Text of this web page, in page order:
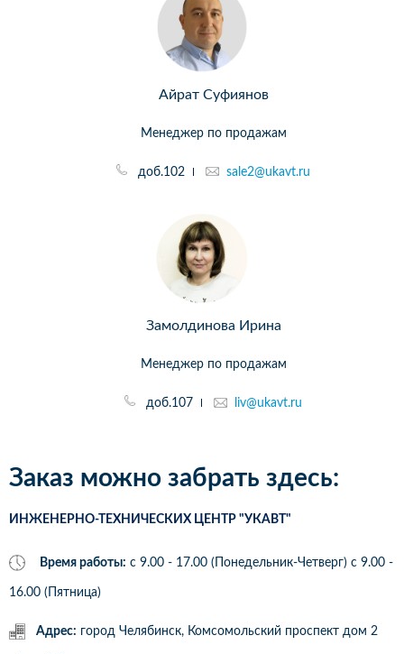
Айрат Суфиянов
Менеджер по продажам
доб.102 sale2@ukavt.ru
Замолдинова Ирина
Менеджер по продажам
доб.107 liv@ukavt.ru
Заказ можно забрать здесь:
ИНЖЕНЕРНО-ТЕХНИЧЕСКИХ ЦЕНТР "УКАВТ"
Время работы: с 9.00 - 17.00 (Понедельник-Четверг) c 9.00 -
16.00 (Пятница)
Адрес: город Челябинск, Комсомольский проспект дом 2